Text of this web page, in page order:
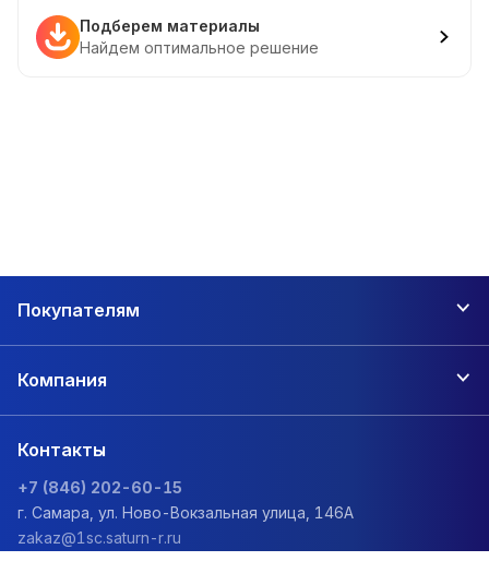
Подберем материалы
Найдем оптимальное решение
Покупателям
Компания
Контакты
+7 (846) 202-60-15
г. Самара, ул. Ново-Вокзальная улица, 146А
zakaz@1sc.saturn-r.ru